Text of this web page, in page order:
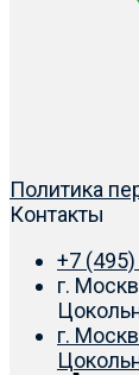
Политика
Контакты
+7
г.
г.